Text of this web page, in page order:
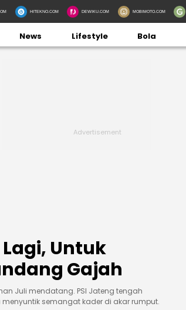
HITEKNO.COM DEWIKU.COM MOBIMOTO.COM
News Lifestyle Bola
Untuk
Gajah
Juli mendatang. PSI Jateng tengah
semangat kader di akar rumput.